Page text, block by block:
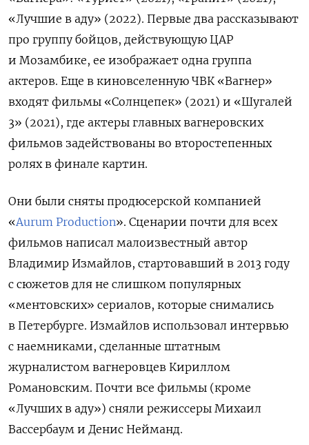
«Лучшие в аду» (2022). Первые два рассказывают
про группу бойцов, действующую ЦАР
и Мозамбике, ее изображает одна группа
актеров. Еще в киновселенную ЧВК «Вагнер»
входят фильмы «Солнцепек» (2021) и «Шугалей
3» (2021), где актеры главных вагнеровских
фильмов задействованы во второстепенных
ролях в финале картин.
Они были сняты продюсерской компанией
«Aurum Production». Сценарии почти для всех
фильмов написал малоизвестный автор
Владимир Измайлов, стартовавший в 2013 году
с сюжетов для не слишком популярных
«ментовских» сериалов, которые снимались
в Петербурге. Измайлов использовал интервью
с наемниками, сделанные штатным
журналистом вагнеровцев Кириллом
Романовским. Почти все фильмы (кроме
«Лучших в аду») сняли режиссеры Михаил
Вассербаум и Денис Нейманд.